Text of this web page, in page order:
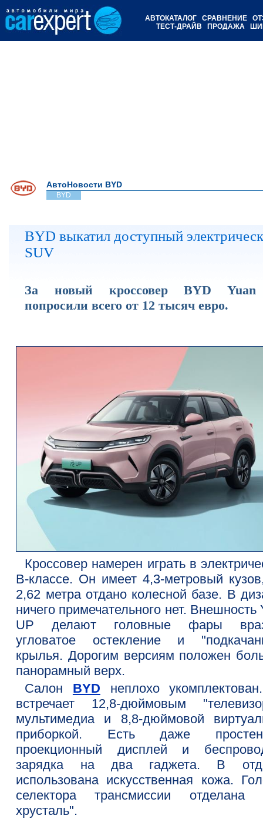
АВТОКАТАЛОГ СРАВНЕНИЕ
ТЕСТ-ДРАЙВ
ПРОДАЖА
АвтоНовости BYD
BYD
BYD выкатил доступный
SUV
За новый кроссовер BYD
попросили всего от 12 тысяч евро.
Кроссовер намерен играть в
В-классе. Он имеет 4,3-метровый
2,62 метра отдано колесной базе. В
ничего примечательного нет. Внешность
UP делают головные фары
угловатое остекление и
крылья. Дорогим версиям положен
панорамный верх.
Салон BYD неплохо
встречает 12,8-дюймовым
мультимедиа и 8,8-дюймовой
приборкой. Есть даже
проекционный дисплей и
зарядка на два гаджета. В
использована искусственная кожа.
селектора трансмиссии отделана
хрусталь".